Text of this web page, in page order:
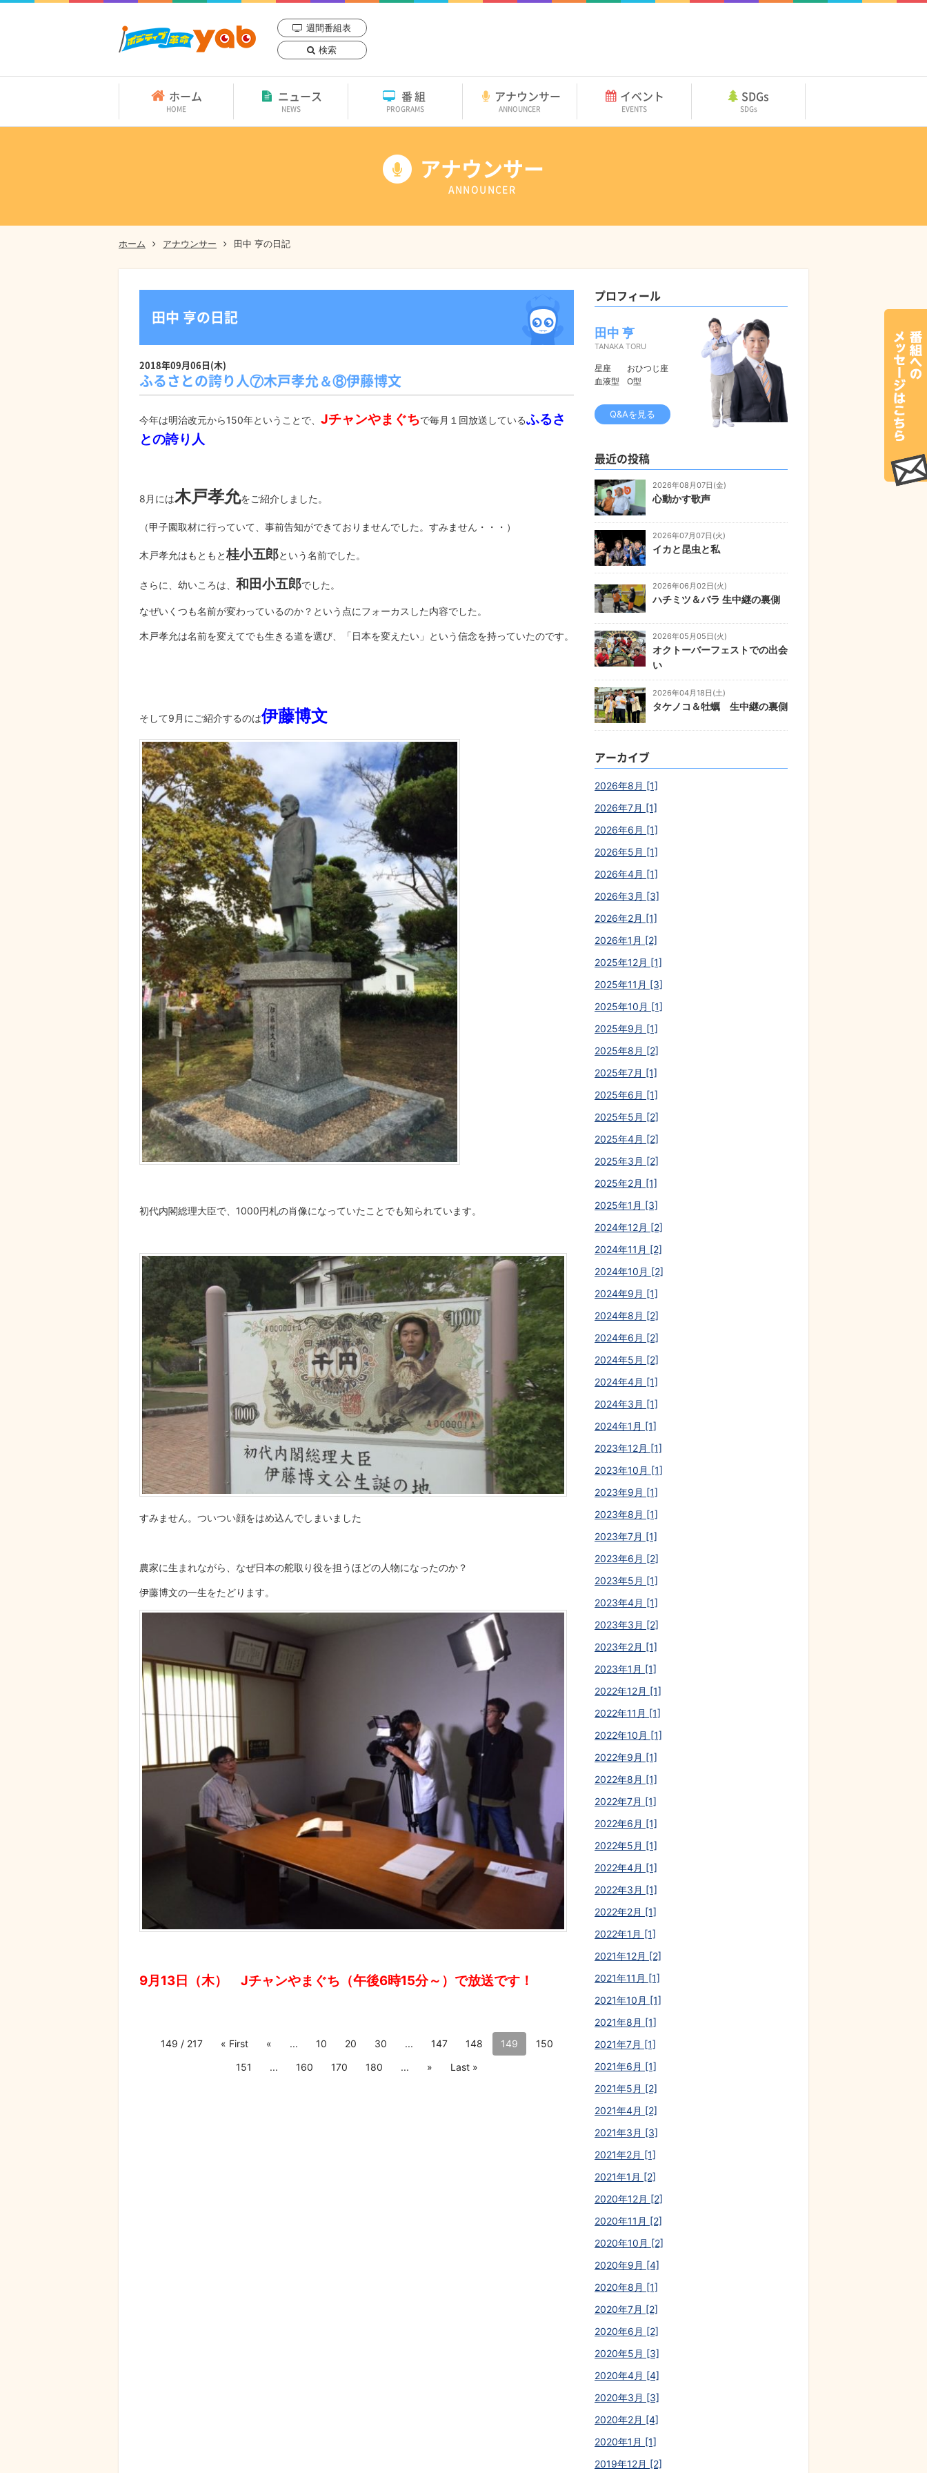
週間番組表
検索
ホーム
HOME
ニュース
NEWS
番組
PROGRAMS
アナウンサー
ANNOUNCER
イベント
EVENTS
SDGs
SDGs
アナウンサー
ANNOUNCER
ホーム アナウンサー 田中 亨の日記
田中 亨の日記
2018年09月06日(木)
ふるさとの誇り人⑦木戸孝允＆⑧伊藤博文
今年は明治改元から150年ということで、 Jチャンやまぐちで毎月１回放送しているふるさ
との誇り人
8月には木戸孝允をご紹介しました。
（甲子園取材に行っていて、事前告知ができておりませんでした。すみません・・・）
木戸孝允はもともと桂小五郎という名前でした。
さらに、幼いころは、 和田小五郎でした。
なぜいくつも名前が変わっているのか？という点にフォーカスした内容でした。
木戸孝允は名前を変えてでも生きる道を選び、「日本を変えたい」という信念を持っていたのです。
そして9月にご紹介するのは伊藤博文
初代内閣総理大臣で、1000円札の肖像になっていたことでも知られています。
すみません。ついつい顔をはめ込んでしまいました
農家に生まれながら、なぜ日本の舵取り役を担うほどの人物になったのか？
伊藤博文の一生をたどります。
9月13日（木） Jチャンやまぐち（午後6時15分～）で放送です！
149 / 217 « First « ... 10 20 30 ... 147 148 149
150
151
... 160 170 180 ... » Last »
プロフィール
田中 亨
TANAKA TORU
星座
おひつじ座
血液型
O型
Q&Aを見る
最近の投稿
2026年08月07日(金)
心動かす歌声
2026年07月07日(火)
イカと昆虫と私
2026年06月02日(火)
ハチミツ＆バラ 生中継の裏側
2026年05月05日(火)
オクトーバーフェストでの出会
い
2026年04月18日(土)
タケノコ＆牡蠣 生中継の裏側
アーカイブ
2026年8月 [1]
2026年7月 [1]
2026年6月 [1]
2026年5月 [1]
2026年4月 [1]
2026年3月 [3]
2026年2月 [1]
2026年1月 [2]
2025年12月 [1]
2025年11月 [3]
2025年10月 [1]
2025年9月 [1]
2025年8月 [2]
2025年7月 [1]
2025年6月 [1]
2025年5月 [2]
2025年4月 [2]
2025年3月 [2]
2025年2月 [1]
2025年1月 [3]
2024年12月 [2]
2024年11月 [2]
2024年10月 [2]
2024年9月 [1]
2024年8月 [2]
2024年6月 [2]
2024年5月 [2]
2024年4月 [1]
2024年3月 [1]
2024年1月 [1]
2023年12月 [1]
2023年10月 [1]
2023年9月 [1]
2023年8月 [1]
2023年7月 [1]
2023年6月 [2]
2023年5月 [1]
2023年4月 [1]
2023年3月 [2]
2023年2月 [1]
2023年1月 [1]
2022年12月 [1]
2022年11月 [1]
2022年10月 [1]
2022年9月 [1]
2022年8月 [1]
2022年7月 [1]
2022年6月 [1]
2022年5月 [1]
2022年4月 [1]
2022年3月 [1]
2022年2月 [1]
2022年1月 [1]
2021年12月 [2]
2021年11月 [1]
2021年10月 [1]
2021年8月 [1]
2021年7月 [1]
2021年6月 [1]
2021年5月 [2]
2021年4月 [2]
2021年3月 [3]
2021年2月 [1]
2021年1月 [2]
2020年12月 [2]
2020年11月 [2]
2020年10月 [2]
2020年9月 [4]
2020年8月 [1]
2020年7月 [2]
2020年6月 [2]
2020年5月 [3]
2020年4月 [4]
2020年3月 [3]
2020年2月 [4]
2020年1月 [1]
2019年12月 [2]